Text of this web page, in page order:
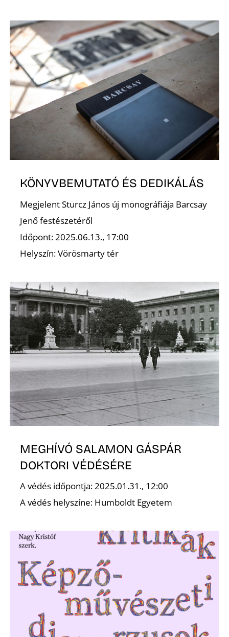
KÖNYVBEMUTATÓ ÉS DEDIKÁLÁS
Megjelent Sturcz János új monográfiája Barcsay
Jenő festészetéről
Időpont: 2025.06.13., 17:00
Helyszín: Vörösmarty tér
MEGHÍVÓ SALAMON GÁSPÁR
DOKTORI VÉDÉSÉRE
A védés időpontja: 2025.01.31., 12:00
A védés helyszíne: Humboldt Egyetem